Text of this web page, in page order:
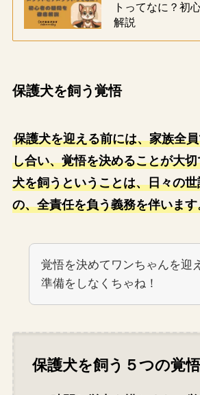
トってなに？初
解説
保護犬を飼う覚悟
保護犬を迎える前には、家族全
し合い、覚悟を決めることが大
犬を飼うということは、日々の
の、全責任を負う義務を伴います
覚悟を決めてワンちゃんを迎
準備をしなくちゃね！
保護犬を飼う５つの覚悟